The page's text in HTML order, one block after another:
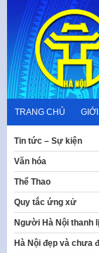
content
TRANG CHỦ
Tin tức – Sự kiện
Văn hóa
Thể Thao
Quy tắc ứng xử
Người Hà Nội thanh
Hà Nội đẹp và chưa